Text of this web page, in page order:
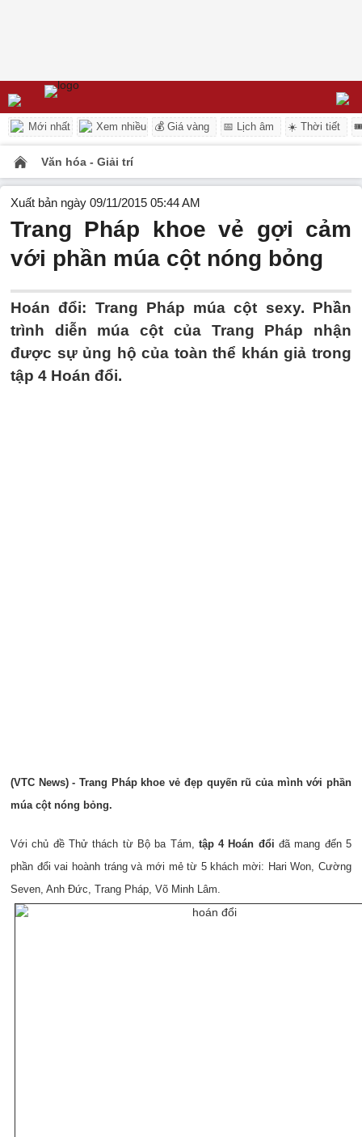
Mới nhất Xem nhiều 💰 Giá vàng 📅 Lịch âm ☀️ Thời tiết
Văn hóa - Giải trí
Xuất bản ngày 09/11/2015 05:44 AM
Trang Pháp khoe vẻ gợi cảm
với phần múa cột nóng bỏng
Hoán đổi: Trang Pháp múa cột sexy. Phần
trình diễn múa cột của Trang Pháp nhận
được sự ủng hộ của toàn thể khán giả trong
tập 4 Hoán đổi.
(VTC News) - Trang Pháp khoe vẻ đẹp quyến rũ của mình với phần
múa cột nóng bỏng.
Với chủ đề Thử thách từ Bộ ba Tám, tập 4 Hoán đổi đã mang đến 5
phần đổi vai hoành tráng và mới mẻ từ 5 khách mời: Hari Won, Cường
Seven, Anh Đức, Trang Pháp, Võ Minh Lâm.